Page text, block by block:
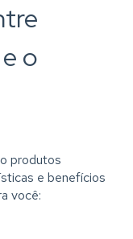
o
produtos
e benefícios
você: